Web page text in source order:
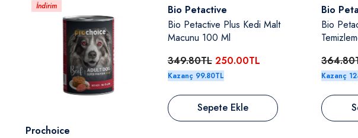
İndirim
Satıcı:
Prochoice
Satıcı:
Bio Petactive
Bio Petactive Plus Kedi Malt
Macunu 100 Ml
349.80TL 250.00TL
Kazanç 99.80TL
Sepete Ekle
Satıcı:
Bio
Bio
Kazanç